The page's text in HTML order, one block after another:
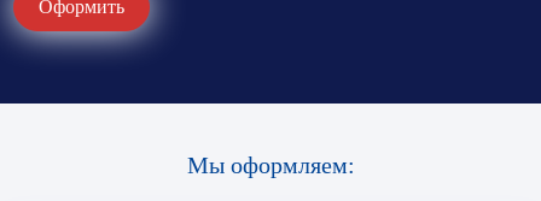
Оформить
Мы оформляем: